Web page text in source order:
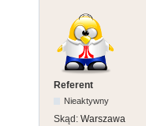
Referent
Nieaktywny
Skąd: Warszawa